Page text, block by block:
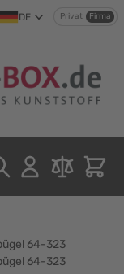
DE Privat Firma
64-323
64-323